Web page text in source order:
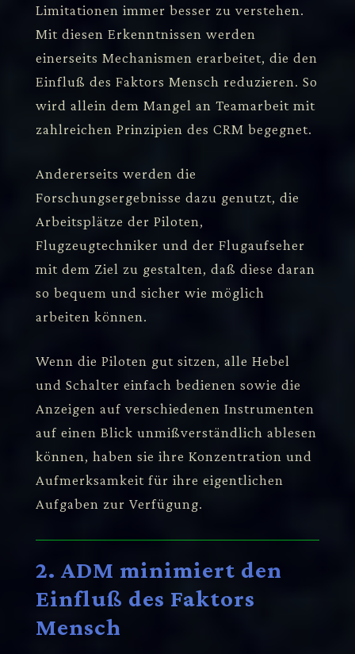
Limitationen immer besser zu verstehen.
Mit diesen Erkenntnissen werden
einerseits Mechanismen erarbeitet, die den
Einfluß des Faktors Mensch reduzieren. So
wird allein dem Mangel an Teamarbeit mit
zahlreichen Prinzipien des CRM begegnet.
Andererseits werden die
Forschungsergebnisse dazu genutzt, die
Arbeitsplätze der Piloten,
Flugzeugtechniker und der Flugaufseher
mit dem Ziel zu gestalten, daß diese daran
so bequem und sicher wie möglich
arbeiten können.
Wenn die Piloten gut sitzen, alle Hebel
und Schalter einfach bedienen sowie die
Anzeigen auf verschiedenen Instrumenten
auf einen Blick unmißverständlich ablesen
können, haben sie ihre Konzentration und
Aufmerksamkeit für ihre eigentlichen
Aufgaben zur Verfügung.
2. ADM minimiert den
Einfluß des Faktors
Mensch